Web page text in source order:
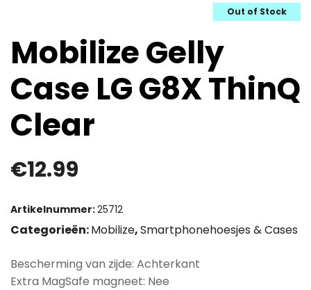
Out of Stock
Mobilize Gelly
Case LG G8X ThinQ
Clear
€12.99
Artikelnummer:25712
Categorieën:Mobilize,Smartphonehoesjes & Cases
Bescherming van zijde: Achterkant
Extra MagSafe magneet: Nee